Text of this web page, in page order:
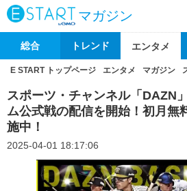
マガジン
総合 トレンド エンタメ
E START トップページ エンタメ マガジン
スポーツ・チャンネル「DAZN
ム公式戦の配信を開始！初月無
施中！
2025-04-01 18:17:06